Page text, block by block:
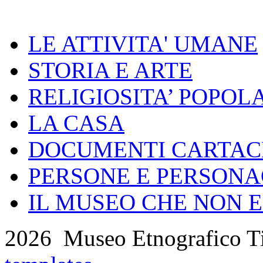
LE ATTIVITA' UMANE
STORIA E ARTE
RELIGIOSITA’
LA CASA
DOCUMENTI
PERSONE E
IL MUSEO CHE NON
2026 Museo Etnografico